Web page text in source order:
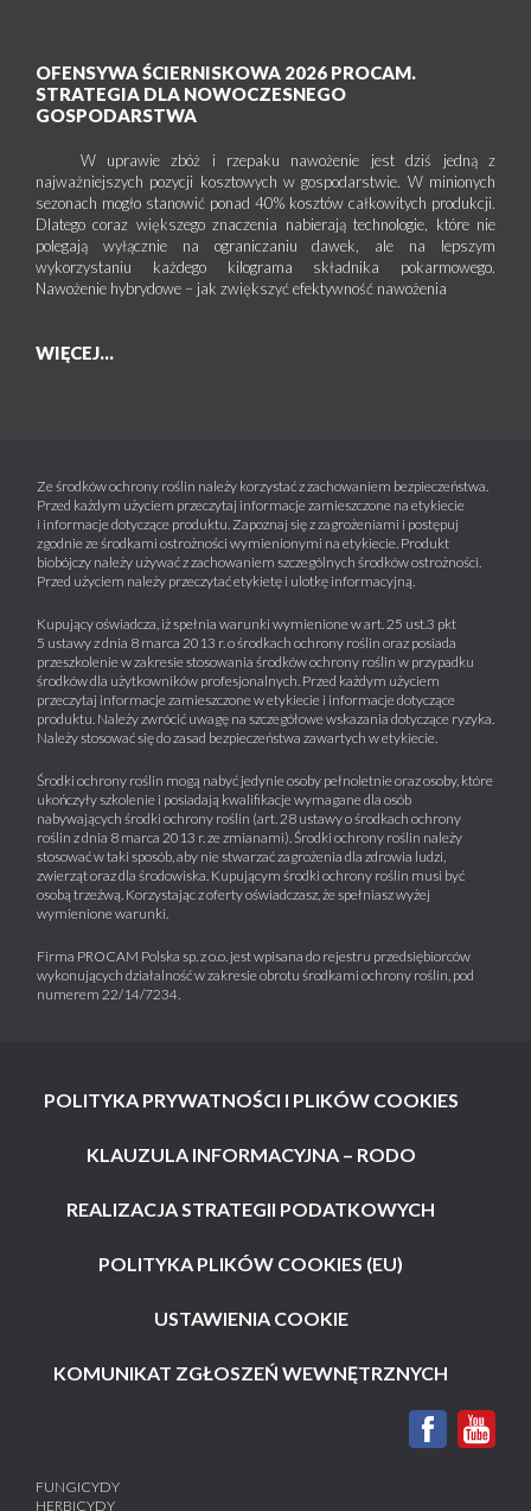
OFENSYWA ŚCIERNISKOWA 2026 PROCAM.
STRATEGIA DLA NOWOCZESNEGO
GOSPODARSTWA
W uprawie zbóż i rzepaku nawożenie jest dziś jedną z
najważniejszych pozycji kosztowych w gospodarstwie. W minionych
sezonach mogło stanowić ponad 40% kosztów całkowitych produkcji.
Dlatego coraz większego znaczenia nabierają technologie, które nie
polegają wyłącznie na ograniczaniu dawek, ale na lepszym
wykorzystaniu każdego kilograma składnika pokarmowego.
Nawożenie hybrydowe – jak zwiększyć efektywność nawożenia
WIĘCEJ...
Ze środków ochrony roślin należy korzystać z zachowaniem bezpieczeństwa.
Przed każdym użyciem przeczytaj informacje zamieszczone na etykiecie
i informacje dotyczące produktu. Zapoznaj się z zagrożeniami i postępuj
zgodnie ze środkami ostrożności wymienionymi na etykiecie. Produkt
biobójczy należy używać z zachowaniem szczególnych środków ostrożności.
Przed użyciem należy przeczytać etykietę i ulotkę informacyjną.
Kupujący oświadcza, iż spełnia warunki wymienione w art. 25 ust.3 pkt
5 ustawy z dnia 8 marca 2013 r. o środkach ochrony roślin oraz posiada
przeszkolenie w zakresie stosowania środków ochrony roślin w przypadku
środków dla użytkowników profesjonalnych. Przed każdym użyciem
przeczytaj informacje zamieszczone w etykiecie i informacje dotyczące
produktu. Należy zwrócić uwagę na szczegółowe wskazania dotyczące ryzyka.
Należy stosować się do zasad bezpieczeństwa zawartych w etykiecie.
Środki ochrony roślin mogą nabyć jedynie osoby pełnoletnie oraz osoby, które
ukończyły szkolenie i posiadają kwalifikacje wymagane dla osób
nabywających środki ochrony roślin (art. 28 ustawy o środkach ochrony
roślin z dnia 8 marca 2013 r. ze zmianami). Środki ochrony roślin należy
stosować w taki sposób, aby nie stwarzać zagrożenia dla zdrowia ludzi,
zwierząt oraz dla środowiska. Kupującym środki ochrony roślin musi być
osobą trzeźwą. Korzystając z oferty oświadczasz, że spełniasz wyżej
wymienione warunki.
Firma PROCAM Polska sp. z o.o. jest wpisana do rejestru przedsiębiorców
wykonujących działalność w zakresie obrotu środkami ochrony roślin, pod
numerem 22/14/7234.
POLITYKA PRYWATNOŚCI I PLIKÓW COOKIES
KLAUZULA INFORMACYJNA – RODO
REALIZACJA STRATEGII PODATKOWYCH
POLITYKA PLIKÓW COOKIES (EU)
USTAWIENIA COOKIE
KOMUNIKAT ZGŁOSZEŃ WEWNĘTRZNYCH
FUNGICYDY
HERBICYDY